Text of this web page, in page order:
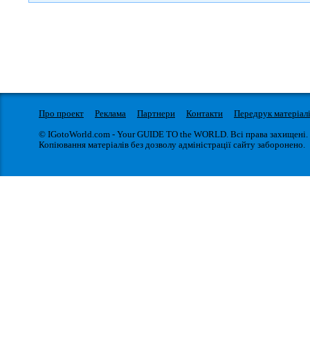
Про проект Реклама Партнери Контакти
Передрук
© IGotoWorld.com - Your GUIDE TO the WORLD. Всі права захищені.
Копіювання матеріалів без дозволу адміністрації сайту заборонено.